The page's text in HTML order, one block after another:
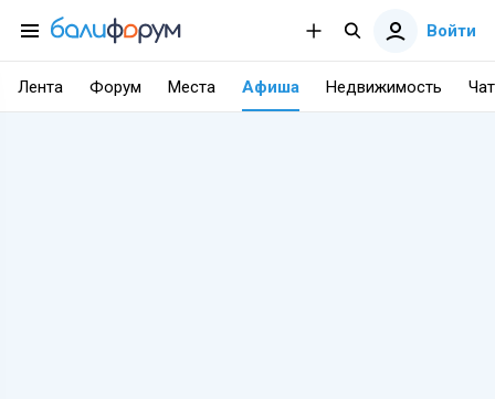
Войти
Лента Форум Места Афиша Недвижимость Чат